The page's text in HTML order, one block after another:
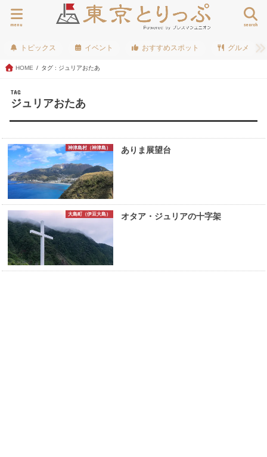
search
menu
トピックス イベント おすすめスポット グルメ
HOME タグ : ジュリアおたあ
TAG
ジュリアおたあ
神津島村（神津島） ありま展望台
大島町（伊豆大島） オタア・ジュリアの十字架